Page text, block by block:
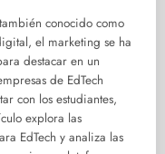
conocido como
el marketing se ha
destacar en un
de EdTech
con los estudiantes,
explora las
EdTech y analiza las